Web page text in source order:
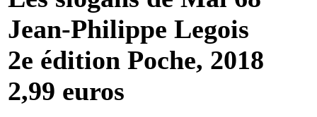
Jean-Philippe Legois
2e édition Poche, 2018
2,99 euros